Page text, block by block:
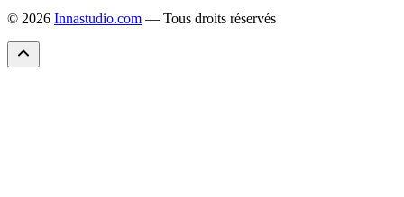
© 2026 Innastudio.com — Tous droits réservés